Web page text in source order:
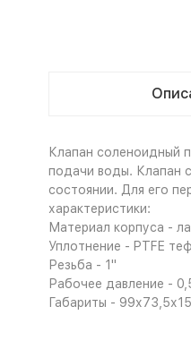
Клапан соленоидный
подачи воды. Клапан
состоянии. Для его
характеристики:
Материал корпуса -
Уплотнение - PTFE
Резьба - 1"
Рабочее давление -
Габариты -